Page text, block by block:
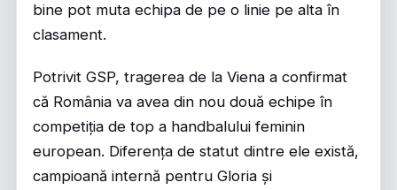
bine pot muta echipa de pe o linie pe alta în
clasament.
Potrivit GSP, tragerea de la Viena a confirmat
că România va avea din nou două echipe în
competiția de top a handbalului feminin
european. Diferența de statut dintre ele există,
campioană internă pentru Gloria și